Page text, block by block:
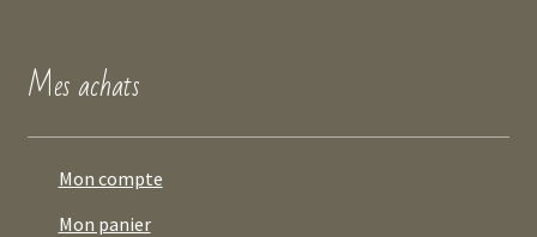
Mes achats
Mon compte
Mon panier